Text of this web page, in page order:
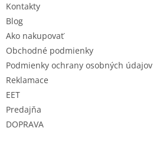
Kontakty
Blog
Ako nakupovať
Obchodné podmienky
Podmienky ochrany osobných údajov
Reklamace
EET
Predajňa
DOPRAVA